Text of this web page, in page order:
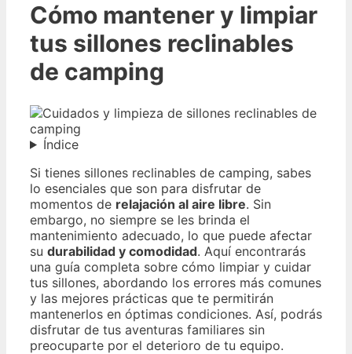
Cómo mantener y limpiar
tus sillones reclinables
de camping
Índice
Si tienes sillones reclinables de camping, sabes
lo esenciales que son para disfrutar de
momentos de relajación al aire libre. Sin
embargo, no siempre se les brinda el
mantenimiento adecuado, lo que puede afectar
su durabilidad y comodidad. Aquí encontrarás
una guía completa sobre cómo limpiar y cuidar
tus sillones, abordando los errores más comunes
y las mejores prácticas que te permitirán
mantenerlos en óptimas condiciones. Así, podrás
disfrutar de tus aventuras familiares sin
preocuparte por el deterioro de tu equipo.